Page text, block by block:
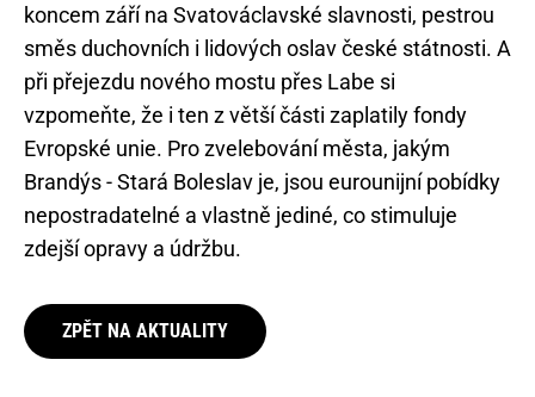
koncem září na Svatováclavské slavnosti, pestrou
směs duchovních i lidových oslav české státnosti. A
při přejezdu nového mostu přes Labe si
vzpomeňte, že i ten z větší části zaplatily fondy
Evropské unie. Pro zvelebování města, jakým
Brandýs - Stará Boleslav je, jsou eurounijní pobídky
nepostradatelné a vlastně jediné, co stimuluje
zdejší opravy a údržbu.
ZPĚT NA AKTUALITY